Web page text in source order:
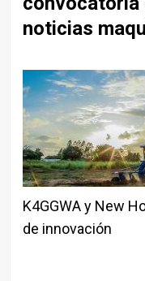
noticias
K4GGWA y New
de innovación